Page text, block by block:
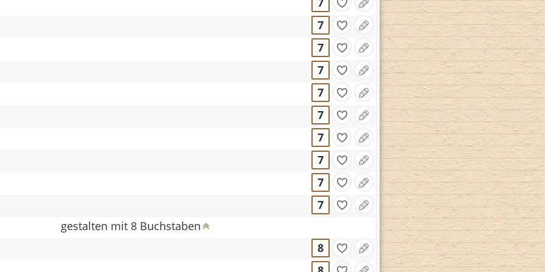
7
7
7
7
7
7
7
7
7
gestalten mit 8 Buchstaben
8